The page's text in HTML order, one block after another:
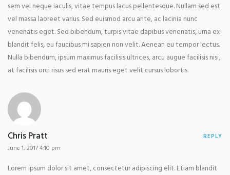
sem vel neque iaculis, vitae tempus lacus pellentesque. Nullam sed est
vel massa laoreet varius. Sed euismod arcu ante, ac lacinia nunc
venenatis eget. Sed bibendum, turpis vitae dapibus venenatis, urna ex
blandit felis, eu faucibus mi sapien non velit. Aenean eu tempor lectus.
Nulla bibendum, ipsum maximus facilisis ultrices, arcu augue facilisis nisi,
at facilisis orci risus sed erat mauris eget velit cursus lobortis.
Chris Pratt REPLY
June 1, 2017 4:10 pm
Lorem ipsum dolor sit amet, consectetur adipiscing elit. Etiam blandit